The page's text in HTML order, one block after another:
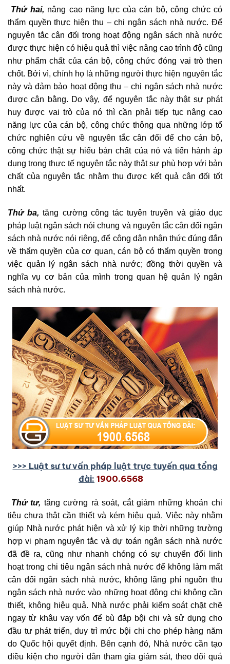
Thứ hai, nâng cao năng lực của cán bộ, công chức có
thẩm quyền thực hiện thu – chi ngân sách nhà nước. Để
nguyên tắc cân đối trong hoạt động ngân sách nhà nước
được thực hiện có hiệu quả thì việc nâng cao trình độ cũng
như phẩm chất của cán bộ, công chức đóng vai trò then
chốt. Bởi vì, chính họ là những người thực hiện nguyên tắc
này và đảm bảo hoạt động thu – chi ngân sách nhà nước
được cân bằng. Do vậy, để nguyên tắc này thật sự phát
huy được vai trò của nó thì cần phải tiếp tục nâng cao
năng lực của cán bộ, công chức thông qua những lớp tổ
chức nghiên cứu về nguyên tắc cân đối để cho cán bộ,
công chức thật sự hiểu bản chất của nó và tiến hành áp
dụng trong thực tế nguyên tắc này thật sự phù hợp với bản
chất của nguyên tắc nhằm thu được kết quả cân đối tốt
nhất.
Thứ ba, tăng cường công tác tuyên truyền và giáo dục
pháp luật ngân sách nói chung và nguyên tắc cân đối ngân
sách nhà nước nói riêng, để công dân nhận thức đúng đắn
về thẩm quyền của cơ quan, cán bộ có thẩm quyền trong
việc quản lý ngân sách nhà nước; đồng thời quyền và
nghĩa vụ cơ bản của mình trong quan hệ quản lý ngân
sách nhà nước.
>>> Luật sư tư vấn pháp luật trực tuyến qua tổng
đài: 1900.6568
Thứ tư, tăng cường rà soát, cắt giảm những khoản chi
tiêu chưa thật cần thiết và kém hiệu quả. Việc này nhằm
giúp Nhà nước phát hiện và xử lý kịp thời những trường
hợp vi phạm nguyên tắc và dự toán ngân sách nhà nước
đã đề ra, cũng như nhanh chóng có sự chuyển đổi linh
hoạt trong chi tiêu ngân sách nhà nước để không làm mất
cân đối ngân sách nhà nước, không lãng phí nguồn thu
ngân sách nhà nước vào những hoạt động chi không cần
thiết, không hiệu quả. Nhà nước phải kiểm soát chặt chẽ
ngay từ khâu vay vốn để bù đắp bội chi và sử dụng cho
đầu tư phát triển, duy trì mức bội chi cho phép hàng năm
do Quốc hội quyết định. Bên cạnh đó, Nhà nước cần tạo
điều kiện cho người dân tham gia giám sát, theo dõi quá